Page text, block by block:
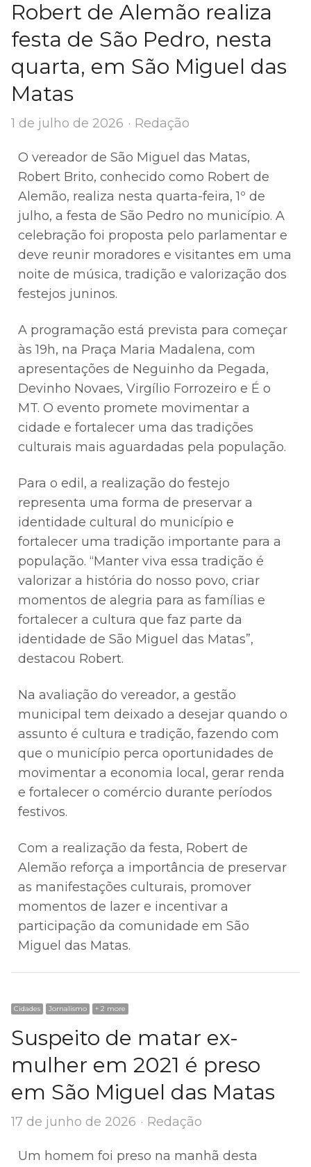
Robert de Alemão realiza
festa de São Pedro, nesta
quarta, em São Miguel das
Matas
1 de julho de 2026 Author
Redação
O vereador de São Miguel das Matas,
Robert Brito, conhecido como Robert de
Alemão, realiza nesta quarta-feira, 1º de
julho, a festa de São Pedro no município. A
celebração foi proposta pelo parlamentar e
deve reunir moradores e visitantes em uma
noite de música, tradição e valorização dos
festejos juninos.
A programação está prevista para começar
às 19h, na Praça Maria Madalena, com
apresentações de Neguinho da Pegada,
Devinho Novaes, Virgílio Forrozeiro e É o
MT. O evento promete movimentar a
cidade e fortalecer uma das tradições
culturais mais aguardadas pela população.
Para o edil, a realização do festejo
representa uma forma de preservar a
identidade cultural do município e
fortalecer uma tradição importante para a
população. “Manter viva essa tradição é
valorizar a história do nosso povo, criar
momentos de alegria para as famílias e
fortalecer a cultura que faz parte da
identidade de São Miguel das Matas”,
destacou Robert.
Na avaliação do vereador, a gestão
municipal tem deixado a desejar quando o
assunto é cultura e tradição, fazendo com
que o município perca oportunidades de
movimentar a economia local, gerar renda
e fortalecer o comércio durante períodos
festivos.
Com a realização da festa, Robert de
Alemão reforça a importância de preservar
as manifestações culturais, promover
momentos de lazer e incentivar a
participação da comunidade em São
Miguel das Matas.
Cidades Jornalismo + 2 more
Suspeito de matar ex-
mulher em 2021 é preso
em São Miguel das Matas
17 de junho de 2026 Author
Redação
Um homem foi preso na manhã desta